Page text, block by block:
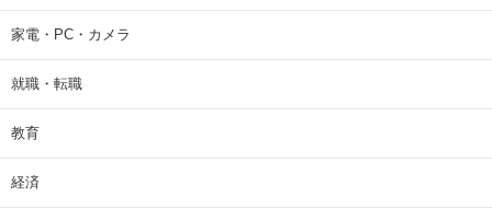
家電・PC・カメラ
就職・転職
教育
経済